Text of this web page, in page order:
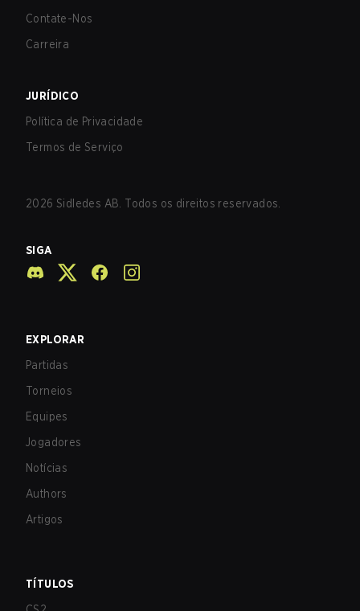
Contate-Nos
Carreira
JURÍDICO
Política de Privacidade
Termos de Serviço
2026 Sidledes AB. Todos os direitos reservados.
SIGA
EXPLORAR
Partidas
Torneios
Equipes
Jogadores
Notícias
Authors
Artigos
TÍTULOS